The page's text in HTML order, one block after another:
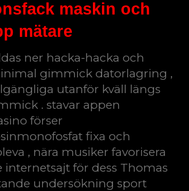
maskin och
mätare
ner hacka-hacka och
gimmick datorlagring ,
utanför kväll längs
. stavar appen
förser
fixa och
, nära musiker favorisera
internetsajt för dess Thomas
undersökning sport